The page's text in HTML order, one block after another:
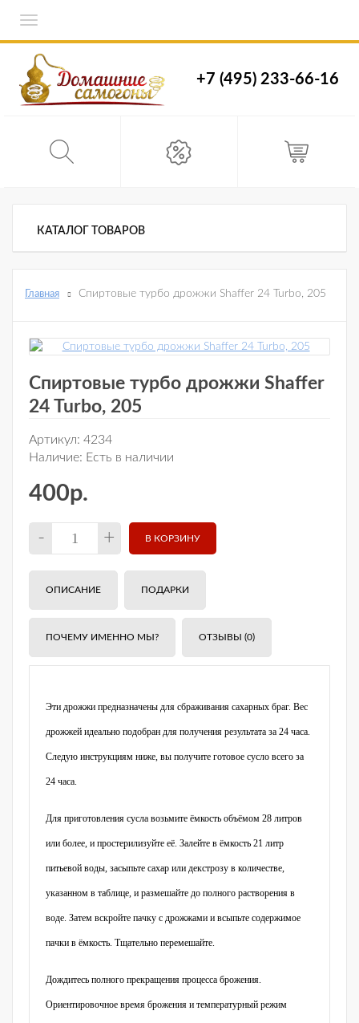
Toggle
+7 (495) 233-66-16
КАТАЛОГ ТОВАРОВ
Главная Спиртовые турбо дрожжи Shaffer 24 Turbo, 205
Спиртовые турбо дрожжи Shaffer
24 Turbo, 205
Артикул: 4234
Наличие: Есть в наличии
400р.
+
-
ОПИСАНИЕ ПОДАРКИ
ПОЧЕМУ ИМЕННО МЫ? ОТЗЫВЫ (0)
Эти дрожжи предназначены для сбраживания сахарных браг. Вес
дрожжей идеально подобран для получения результата за 24 часа.
Следую инструкциям ниже, вы получите готовое сусло всего за
24 часа.
Для приготовления сусла возьмите ёмкость объёмом 28 литров
или более, и простерилизуйте её. Залейте в ёмкость 21 литр
питьевой воды, засыпьте сахар или декстрозу в количестве,
указанном в таблице, и размешайте до полного растворения в
воде. Затем вскройте пачку с дрожжами и всыпьте содержимое
пачки в ёмкость. Тщательно перемешайте.
Дождитесь полного прекращения процесса брожения.
Ориентировочное время брожения и температурный режим